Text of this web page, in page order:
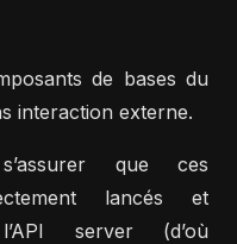
de bases du
interaction externe.
que ces
lancés et
server (d’où